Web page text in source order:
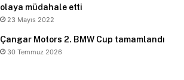
olaya müdahale etti
23 Mayıs 2022
Çangar Motors 2. BMW Cup tamamlandı
30 Temmuz 2026